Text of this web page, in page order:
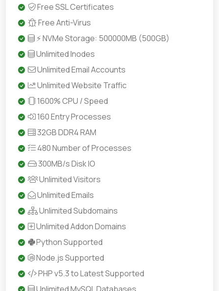
Free SSL Certificates
Free Anti-Virus
⚡ NVMe Storage: 500000MB (500GB)
Unlimited Inodes
Unlimited Email Accounts
Unlimited Website Traffic
1600% CPU / Speed
160 Entry Processes
32GB DDR4 RAM
480 Number of Processes
300MB/s Disk IO
Unlimited Visitors
Unlimited Emails
Unlimited Subdomains
Unlimited Addon Domains
Python Supported
Node.js Supported
PHP v5.3 to Latest Supported